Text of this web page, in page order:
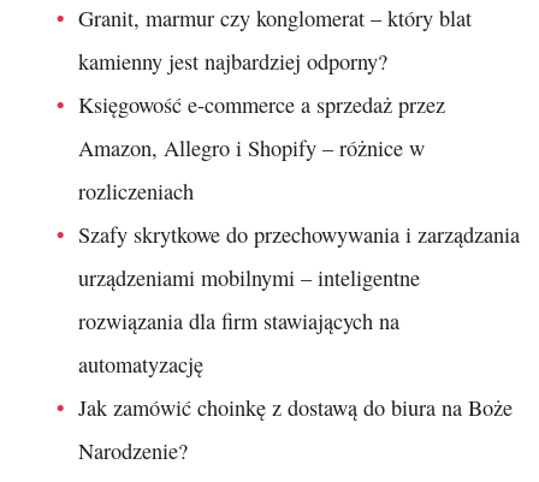
Granit, marmur czy konglomerat – który blat
kamienny jest najbardziej odporny?
Księgowość e-commerce a sprzedaż przez
Amazon, Allegro i Shopify – różnice w
rozliczeniach
Szafy skrytkowe do przechowywania i zarządzania
urządzeniami mobilnymi – inteligentne
rozwiązania dla firm stawiających na
automatyzację
Jak zamówić choinkę z dostawą do biura na Boże
Narodzenie?